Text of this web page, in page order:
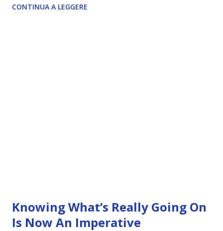
CONTINUA A LEGGERE
Knowing What’s Really Going On
Is Now An Imperative